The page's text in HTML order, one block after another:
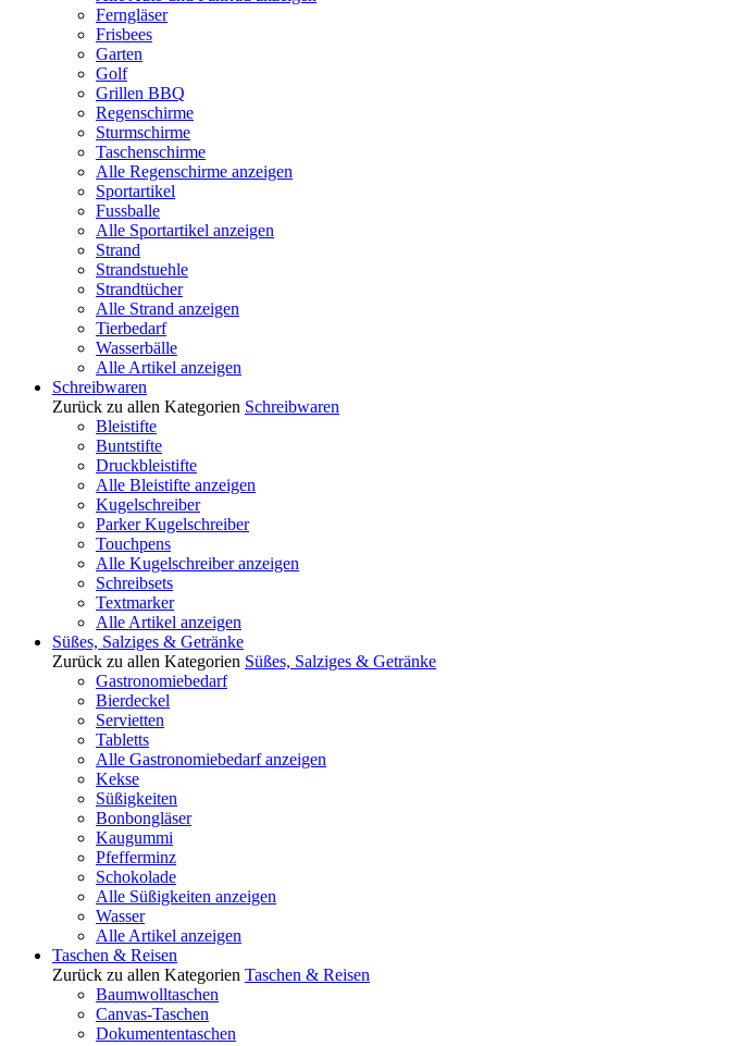
Ferngläser
Frisbees
Garten
Golf
Grillen BBQ
Regenschirme
Sturmschirme
Taschenschirme
Alle Regenschirme anzeigen
Sportartikel
Fussballe
Alle Sportartikel anzeigen
Strand
Strandstuehle
Strandtücher
Alle Strand anzeigen
Tierbedarf
Wasserbälle
Alle Artikel anzeigen
Schreibwaren
Zurück zu allen Kategorien Schreibwaren
Bleistifte
Buntstifte
Druckbleistifte
Alle Bleistifte anzeigen
Kugelschreiber
Parker Kugelschreiber
Touchpens
Alle Kugelschreiber anzeigen
Schreibsets
Textmarker
Alle Artikel anzeigen
Süßes, Salziges & Getränke
Zurück zu allen Kategorien Süßes, Salziges & Getränke
Gastronomiebedarf
Bierdeckel
Servietten
Tabletts
Alle Gastronomiebedarf anzeigen
Kekse
Süßigkeiten
Bonbongläser
Kaugummi
Pfefferminz
Schokolade
Alle Süßigkeiten anzeigen
Wasser
Alle Artikel anzeigen
Taschen & Reisen
Zurück zu allen Kategorien Taschen & Reisen
Baumwolltaschen
Canvas-Taschen
Dokumententaschen